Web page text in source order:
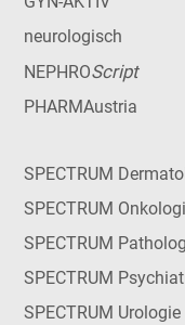
neurologisch
NEPHROScript
PHARMAustria
SPECTRUM
SPECTRUM
SPECTRUM
SPECTRUM
SPECTRUM Urologie